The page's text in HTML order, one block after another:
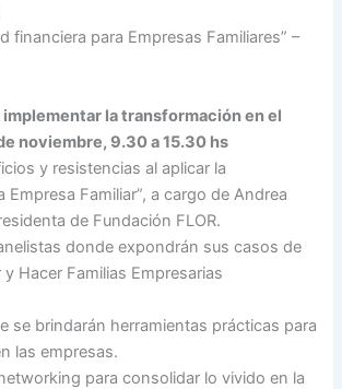
financiera para Empresas Familiares” –
implementar la transformación en el
noviembre, 9.30 a 15.30 hs
y resistencias al aplicar la
Empresa Familiar”, a cargo de Andrea
de Fundación FLOR.
donde expondrán sus casos de
Hacer Familias Empresarias
se brindarán herramientas prácticas para
las empresas.
para consolidar lo vivido en la